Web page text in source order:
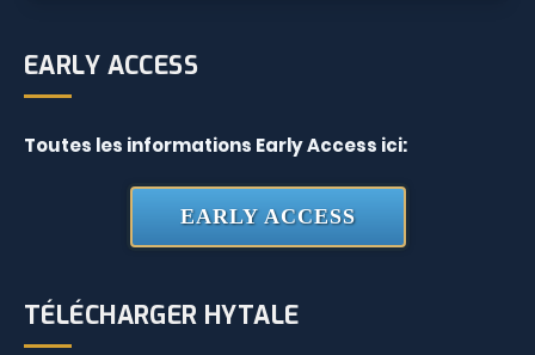
EARLY ACCESS
Toutes les informations Early Access ici:
EARLY ACCESS
TÉLÉCHARGER HYTALE